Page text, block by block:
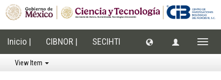
Toggle
Inicio | CIBNOR | SECIHTI
View Item